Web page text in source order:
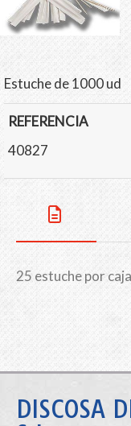
Estuche de 1000 ud
REFERENCIA
40827
25 estuche por caja
DISCOSA